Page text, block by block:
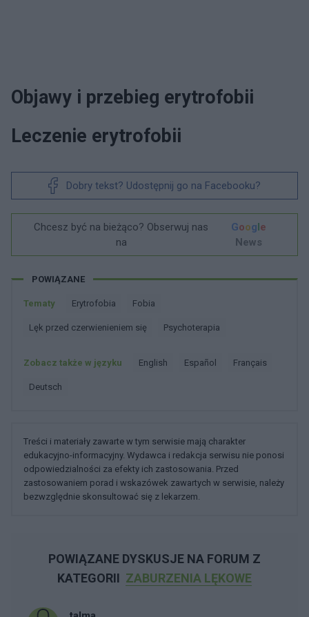
Objawy i przebieg erytrofobii
Leczenie erytrofobii
Dobry tekst? Udostępnij go na Facebooku?
Chcesz być na bieżąco? Obserwuj nas
na
Google
News
POWIĄZANE
Tematy Erytrofobia Fobia
Lęk przed czerwienieniem się Psychoterapia
Zobacz także w języku english español français
deutsch
Treści i materiały zawarte w tym serwisie mają charakter
edukacyjno-informacyjny. Wydawca i redakcja serwisu nie ponosi
odpowiedzialności za efekty ich zastosowania. Przed
zastosowaniem porad i wskazówek zawartych w serwisie, należy
bezwzględnie skonsultować się z lekarzem.
POWIĄZANE DYSKUSJE NA FORUM Z
KATEGORII ZABURZENIA LĘKOWE